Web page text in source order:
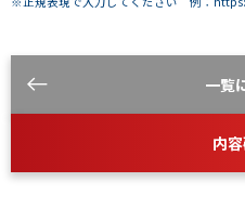
一覧
内